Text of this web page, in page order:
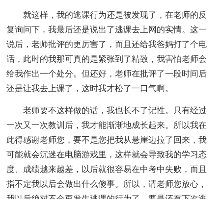
就这样，我的逃课行为还是被发现了，在老师的反
复询问下，我最后还是说出了逃课去上网的实情。这一
说后，老师批评的更厉害了，而且还给我爸妈打了个电
话，此时的我那可真的是紧张到了精致，我害怕老师会
给我作出一个处分。但还好，老师在批评了一段时间后
还是让我去上课了，这时我才松了一口气啊。
老师要不这样做的话，我也长不了记性。只有经过
一次又一次教训后，我才能渐渐地成长起来。所以我在
此得感谢老师您，要不是您把我从悬崖边拉了回来，我
可能就会沉迷在电脑游戏里，这样就会导致我的学习态
度、成绩越来越差，以后就很容易在中考中失败，而且
指不定我以后会做出什么傻事。所以，请老师您放心，